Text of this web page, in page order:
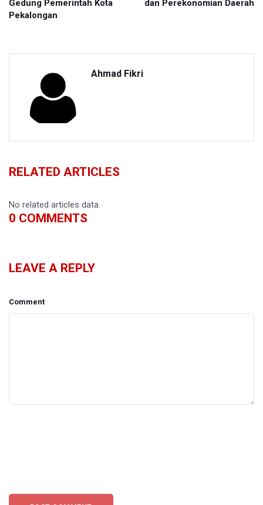
Gedung Pemerintah Kota
Pekalongan
dan Perekonomian Daerah
Ahmad Fikri
RELATED ARTICLES
No related articles data.
0 COMMENTS
LEAVE A REPLY
Comment